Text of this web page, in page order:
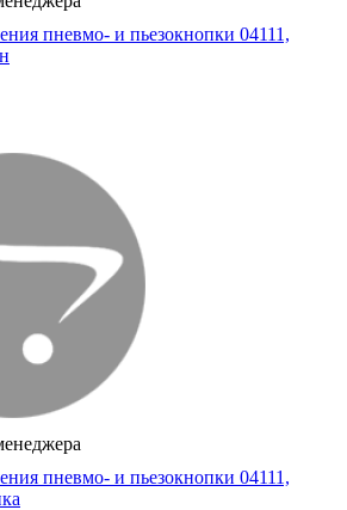
пневмо- и пьезокнопки 04111,
пневмо- и пьезокнопки 04111,